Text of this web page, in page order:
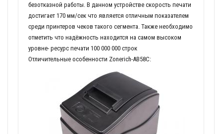
безотказной работы. В данном устройстве скорость печати
достигает 170 мм/сек что является отличным показателем
среди принтеров чеков такого сегмента. Также необходимо
отметить что надёжность находится на самом высоком
уровне- ресурс печати 100 000 000 строк
Отличительные особенности Zonerich-AB58C: